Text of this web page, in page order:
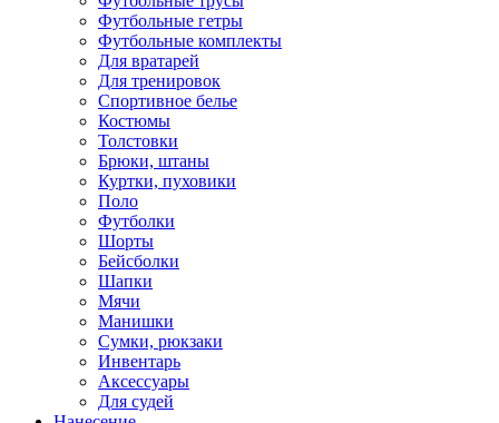
Футбольные гетры
Футбольные комплекты
Для вратарей
Для тренировок
Спортивное белье
Костюмы
Толстовки
Брюки, штаны
Куртки, пуховики
Поло
Футболки
Шорты
Бейсболки
Шапки
Мячи
Манишки
Сумки, рюкзаки
Инвентарь
Аксессуары
Для судей